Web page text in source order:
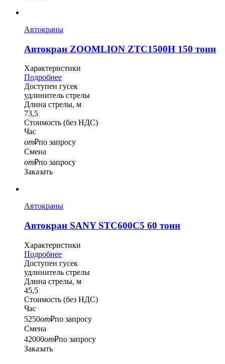
Автокраны
Автокран ZOOMLION ZTC1500H 150 тонн
Характеристики
Подробнее
Доступен гусек
удлинитель стрелы
Длина стрелы, м
73,5
Стоимость (без НДС)
Час
от₽по запросу
Смена
от₽по запросу
Заказать
Автокраны
Автокран SANY STC600C5 60 тонн
Характеристики
Подробнее
Доступен гусек
удлинитель стрелы
Длина стрелы, м
45,5
Стоимость (без НДС)
Час
5250от₽по запросу
Смена
42000от₽по запросу
Заказать